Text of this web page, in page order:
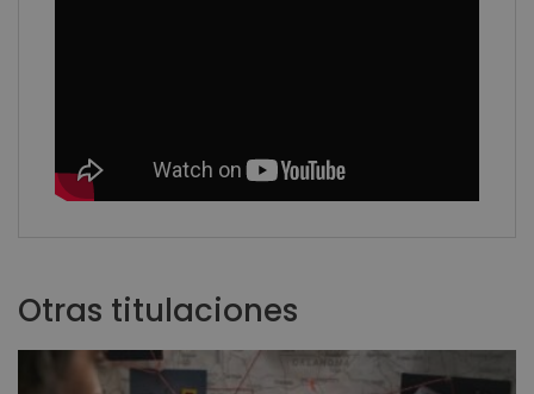
Otras titulaciones